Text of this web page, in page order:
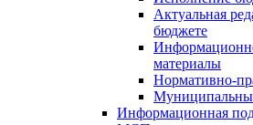
Актуальная
бюджете
материалы
Нормативно-
Информационная